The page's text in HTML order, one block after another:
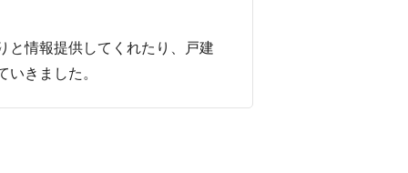
と情報提供してくれたり、戸建
きました。